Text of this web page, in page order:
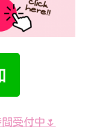
受付中🌷